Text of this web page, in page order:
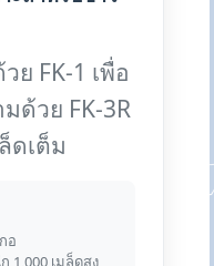
ย FK-1 เพื่อ
ด้วย FK-3R
ดเต็ม
อ